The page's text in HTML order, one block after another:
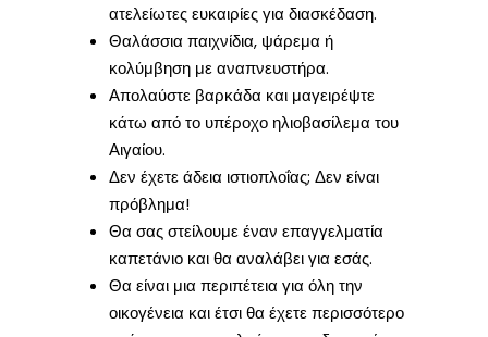
ατελείωτες ευκαιρίες για διασκέδαση.
Θαλάσσια παιχνίδια, ψάρεμα ή
κολύμβηση με αναπνευστήρα.
Απολαύστε βαρκάδα και μαγειρέψτε
κάτω από το υπέροχο ηλιοβασίλεμα του
Αιγαίου.
Δεν έχετε άδεια ιστιοπλοΐας; Δεν είναι
πρόβλημα!
Θα σας στείλουμε έναν επαγγελματία
καπετάνιο και θα αναλάβει για εσάς.
Θα είναι μια περιπέτεια για όλη την
οικογένεια και έτσι θα έχετε περισσότερο